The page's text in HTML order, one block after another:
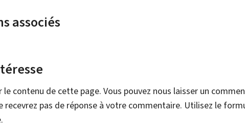
associés
contenu de cette page. Vous pouvez nous laisser un
recevrez pas de réponse à votre commentaire. Utilisez le